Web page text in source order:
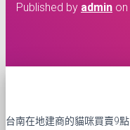
Published by admin on
台南在地建商的貓咪買賣9